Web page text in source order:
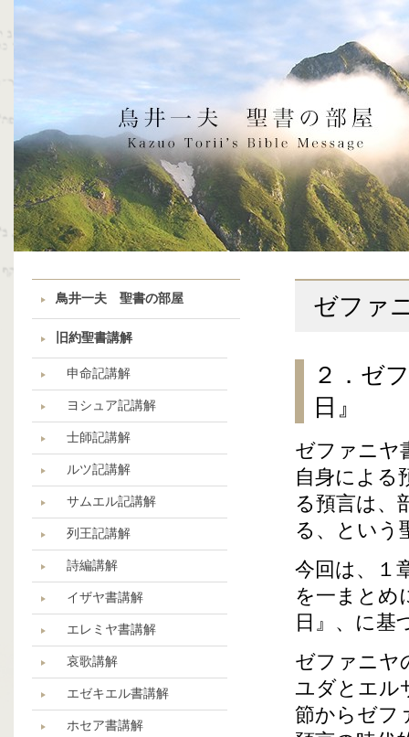
鳥井一夫 聖書の部屋
旧約聖書講解
申命記講解
ヨシュア記講解
士師記講解
ルツ記講解
サムエル記講解
列王記講解
詩編講解
イザヤ書講解
エレミヤ書講解
哀歌講解
エゼキエル書講解
ホセア書講解
ゼファ
２．ゼ
日』
ゼファニヤ
自身による
る預言は、
る、という
今回は、１
を一まとめ
日』、に基
ゼファニヤ
ユダとエル
節からゼフ